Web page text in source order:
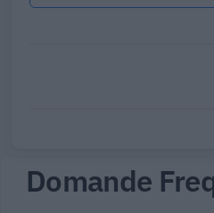
Domande